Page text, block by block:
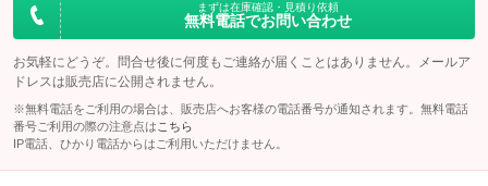
まずは在庫確認・見積り依頼
無料電話でお問い合わせ
お気軽にどうぞ。問合せ後に何度もご連絡が届くことはありません。メールア
ドレスは販売店に公開されません。
※無料電話をご利用の場合は、販売店へお客様の電話番号が通知されます。無料電話
番号ご利用の際の注意点は こちら
IP電話、ひかり電話からはご利用いただけません。